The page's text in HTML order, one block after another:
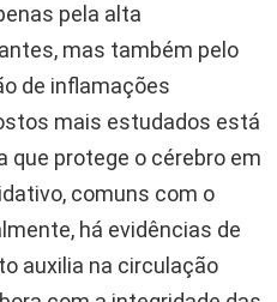
pela alta
mas também pelo
de inflamações
mais estudados está
que protege o cérebro em
comuns com o
há evidências de
auxilia na circulação